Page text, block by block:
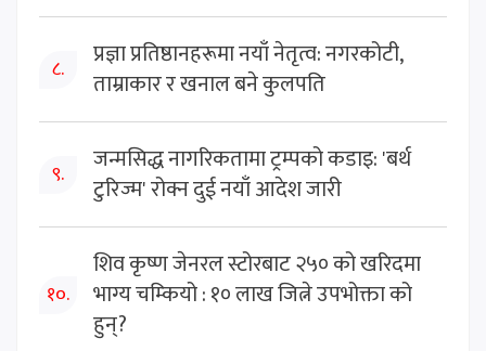
८.
प्रज्ञा प्रतिष्ठानहरूमा नयाँ नेतृत्व: नगरकोटी,
ताम्राकार र खनाल बने कुलपति
९.
जन्मसिद्ध नागरिकतामा ट्रम्पको कडाइ: 'बर्थ
टुरिज्म' रोक्न दुई नयाँ आदेश जारी
१०.
शिव कृष्ण जेनरल स्टोरबाट २५० को खरिदमा
भाग्य चम्कियो : १० लाख जित्ने उपभोक्ता को
हुन्?